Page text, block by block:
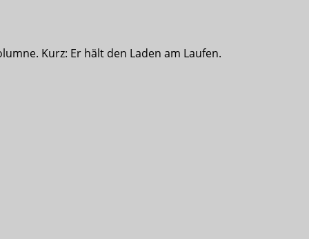
Kurz: Er hält den Laden am Laufen.